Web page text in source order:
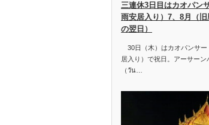
三連休3日目はカオパン
雨安居入り）7、8月（旧
の翌日）
30日（木）はカオパンサー
居入り）で祝日。アーサーン
（วัน…